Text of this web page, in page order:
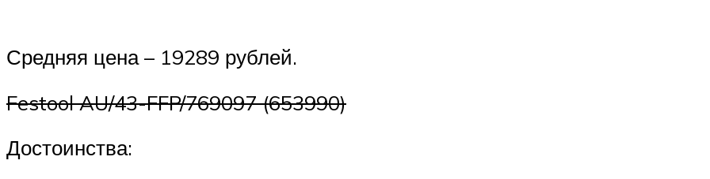
Средняя цена – 19289 рублей.
Festool AU/43-FFP/769097 (653990)
Достоинства: